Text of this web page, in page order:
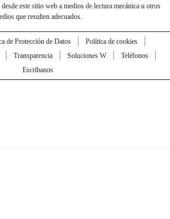
este sitio web a medios de lectura mecánica u otros
que resulten adecuados.
de Protección de Datos
Política de cookies
Transparencia Soluciones W
Teléfonos
Escríbanos